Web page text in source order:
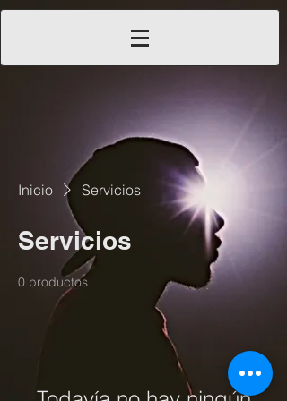
Inicio Servicios
Servicios
0 productos